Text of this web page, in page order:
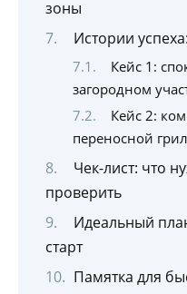
зоны
Истории
Кейс 1:
загородном
Кейс 2:
переносной
Чек-лист: что
проверить
Идеальный
старт
Памятка для